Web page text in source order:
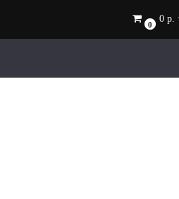
0
0 р.